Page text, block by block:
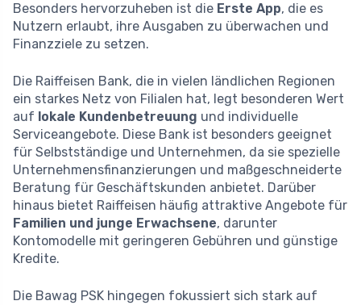
Besonders hervorzuheben ist die Erste App, die es
Nutzern erlaubt, ihre Ausgaben zu überwachen und
Finanzziele zu setzen.
Die Raiffeisen Bank, die in vielen ländlichen Regionen
ein starkes Netz von Filialen hat, legt besonderen Wert
auf lokale Kundenbetreuung und individuelle
Serviceangebote. Diese Bank ist besonders geeignet
für Selbstständige und Unternehmen, da sie spezielle
Unternehmensfinanzierungen und maßgeschneiderte
Beratung für Geschäftskunden anbietet. Darüber
hinaus bietet Raiffeisen häufig attraktive Angebote für
Familien und junge Erwachsene, darunter
Kontomodelle mit geringeren Gebühren und günstige
Kredite.
Die Bawag PSK hingegen fokussiert sich stark auf